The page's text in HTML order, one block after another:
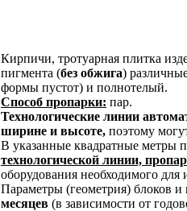
Кирпичи, тротуарная плитка
пигмента (без обжига)
формы пустот) и полнотелый.
Способ пропарки: пар.
Технологические линии
ширине и высоте, поэтому
В указанные квадратные метры
технологической линии,
оборудования необходимого
Параметры (геометрия) блоков
месяцев (в зависимости от